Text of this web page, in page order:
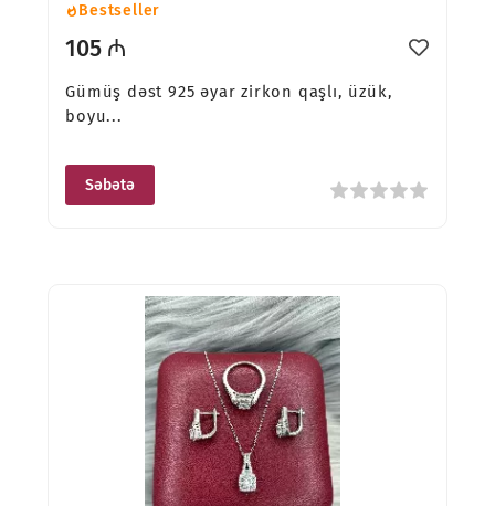
Bestseller
105 ₼
Gümüş dəst 925 əyar zirkon qaşlı, üzük,
boyu...
Səbətə